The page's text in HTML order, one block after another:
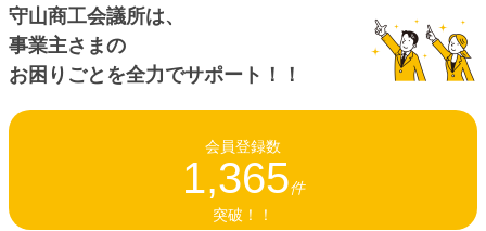
守山商工会議所は、
事業主さまの
お困りごとを全力でサポート！！
会員登録数
1,365件
突破！！